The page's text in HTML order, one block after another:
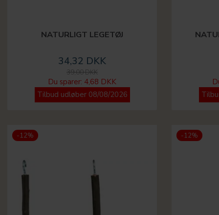
NATURLIGT LEGETØJ
34,32 DKK
39,00 DKK
Du sparer: 4,68 DKK
Tilbud udløber 08/08/2026
-12% -12%